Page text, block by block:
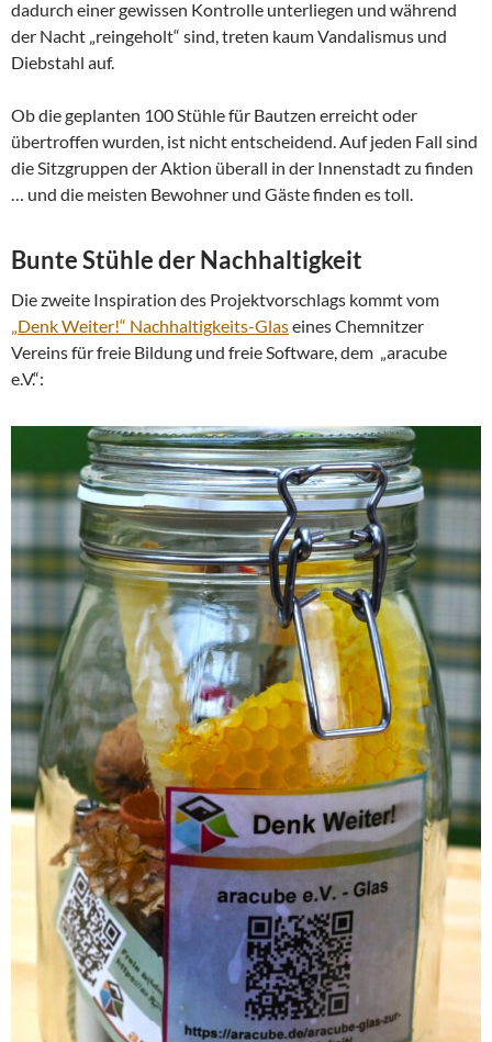
dadurch einer gewissen Kontrolle unterliegen und während
der Nacht „reingeholt“ sind, treten kaum Vandalismus und
Diebstahl auf.
Ob die geplanten 100 Stühle für Bautzen erreicht oder
übertroffen wurden, ist nicht entscheidend. Auf jeden Fall sind
die Sitzgruppen der Aktion überall in der Innenstadt zu finden
… und die meisten Bewohner und Gäste finden es toll.
Bunte Stühle der Nachhaltigkeit
Die zweite Inspiration des Projektvorschlags kommt vom
„Denk Weiter!“ Nachhaltigkeits-Glaseines Chemnitzer
Vereins für freie Bildung und freie Software, dem „aracube
e.V.“: